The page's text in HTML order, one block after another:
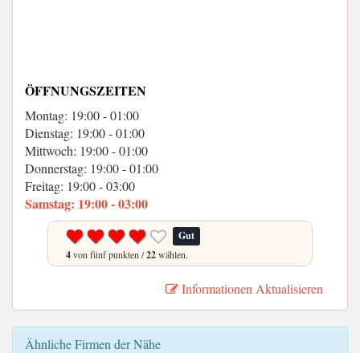
ÖFFNUNGSZEITEN
Montag: 19:00 - 01:00
Dienstag: 19:00 - 01:00
Mittwoch: 19:00 - 01:00
Donnerstag: 19:00 - 01:00
Freitag: 19:00 - 03:00
Samstag: 19:00 - 03:00
Gut
4von fünf punkten /22wählen.
Informationen Aktualisieren
Ähnliche Firmen der Nähe